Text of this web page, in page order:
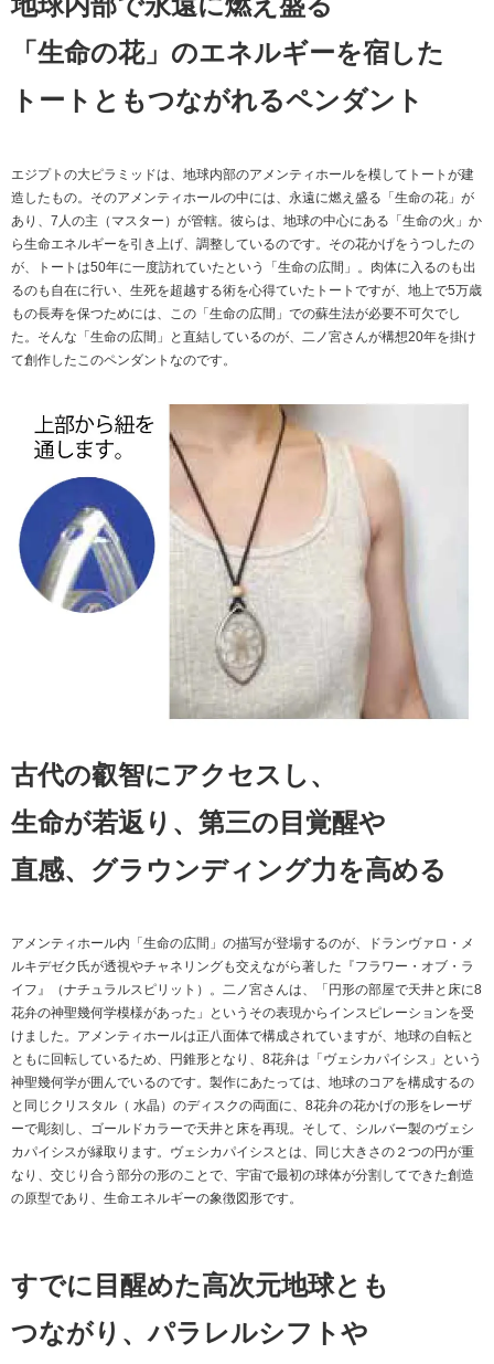
「生命の花」のエネルギーを宿した
トートともつながれるペンダント
エジプトの大ピラミッドは、地球内部のアメンティホールを模してトートが建
造したもの。そのアメンティホールの中には、永遠に燃え盛る「生命の花」が
あり、7人の主（マスター）が管轄。彼らは、地球の中心にある「生命の火」か
ら生命エネルギーを引き上げ、調整しているのです。その花かげをうつしたの
が、トートは50年に一度訪れていたという「生命の広間」。肉体に入るのも出
るのも自在に行い、生死を超越する術を心得ていたトートですが、地上で5万歳
もの長寿を保つためには、この「生命の広間」での蘇生法が必要不可欠でし
た。そんな「生命の広間」と直結しているのが、二ノ宮さんが構想20年を掛け
て創作したこのペンダントなのです。
古代の叡智にアクセスし、
生命が若返り、第三の目覚醒や
直感、グラウンディング力を高める
アメンティホール内「生命の広間」の描写が登場するのが、ドランヴァロ・メ
ルキデゼク氏が透視やチャネリングも交えながら著した『フラワー・オブ・ラ
イフ』（ナチュラルスピリット）。二ノ宮さんは、「円形の部屋で天井と床に8
花弁の神聖幾何学模様があった」というその表現からインスピレーションを受
けました。アメンティホールは正八面体で構成されていますが、地球の自転と
ともに回転しているため、円錐形となり、8花弁は「ヴェシカパイシス」という
神聖幾何学が囲んでいるのです。製作にあたっては、地球のコアを構成するの
と同じクリスタル（ 水晶）のディスクの両面に、8花弁の花かげの形をレーザ
ーで彫刻し、ゴールドカラーで天井と床を再現。そして、シルバー製のヴェシ
カパイシスが縁取ります。ヴェシカパイシスとは、同じ大きさの２つの円が重
なり、交じり合う部分の形のことで、宇宙で最初の球体が分割してできた創造
の原型であり、生命エネルギーの象徴図形です。
すでに目醒めた高次元地球とも
つながり、パラレルシフトや